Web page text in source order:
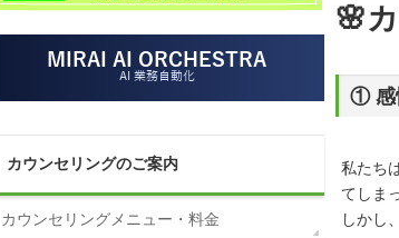
🌸
① 感
私たち
てしま
しかし
カウンセリングのご案内
カウンセリングメニュー・料金